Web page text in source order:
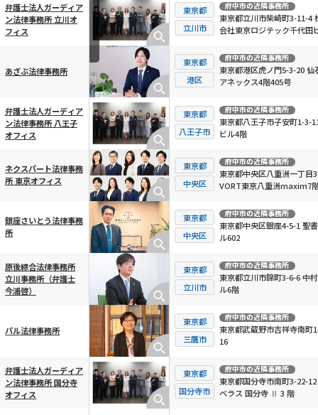
横スクロール可能
弁護士法人ガーディア
ン法律事務所 立川オ
フィス
東京都
立川市
府中市の近隣事務所
東京都立川市柴崎町3-11-4
会社東京ロジテック千代田
あざぶ法律事務所
東京都
港区
府中市の近隣事務所
東京都港区虎ノ門5-3-20 仙
アネックス4階405号
弁護士法人ガーディア
ン法律事務所 八王子
オフィス
東京都
八王子市
府中市の近隣事務所
東京都八王子市子安町1-3-
ビル4階
ネクスパート法律事務
所 東京オフィス
東京都
中央区
府中市の近隣事務所
東京都中央区八重洲一丁目
VORT東京八重洲maxim7
銀座さいとう法律事務
所
東京都
中央区
府中市の近隣事務所
東京都中央区銀座4-5-1 聖
ル602
原後綜合法律事務所
立川事務所（弁護士
今浦啓）
東京都
立川市
府中市の近隣事務所
東京都立川市錦町3-6-6 中
ル6階
パル法律事務所
東京都
三鷹市
府中市の近隣事務所
東京都武蔵野市吉祥寺南町
16
弁護士法人ガーディア
ン法律事務所 国分寺
オフィス
東京都
国分寺市
府中市の近隣事務所
東京都国分寺市南町3-22-
ベラス 国分寺 Ⅱ 3 階